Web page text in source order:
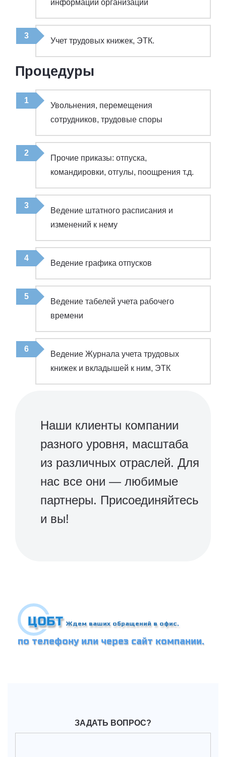
информации организации
Учет трудовых книжек, ЭТК.
Процедуры
Увольнения, перемещения
сотрудников, трудовые споры
Прочие приказы: отпуска,
командировки, отгулы, поощрения т.д.
Ведение штатного расписания и
изменений к нему
Ведение графика отпусков
Ведение табелей учета рабочего
времени
Ведение Журнала учета трудовых
книжек и вкладышей к ним, ЭТК
Наши клиенты компании
разного уровня, масштаба
из различных отраслей. Для
нас все они — любимые
партнеры. Присоединяйтесь
и вы!
ЦОБТ Ждем ваших обращений в офис,
по телефону или через сайт компании.
ЗАДАТЬ ВОПРОС?